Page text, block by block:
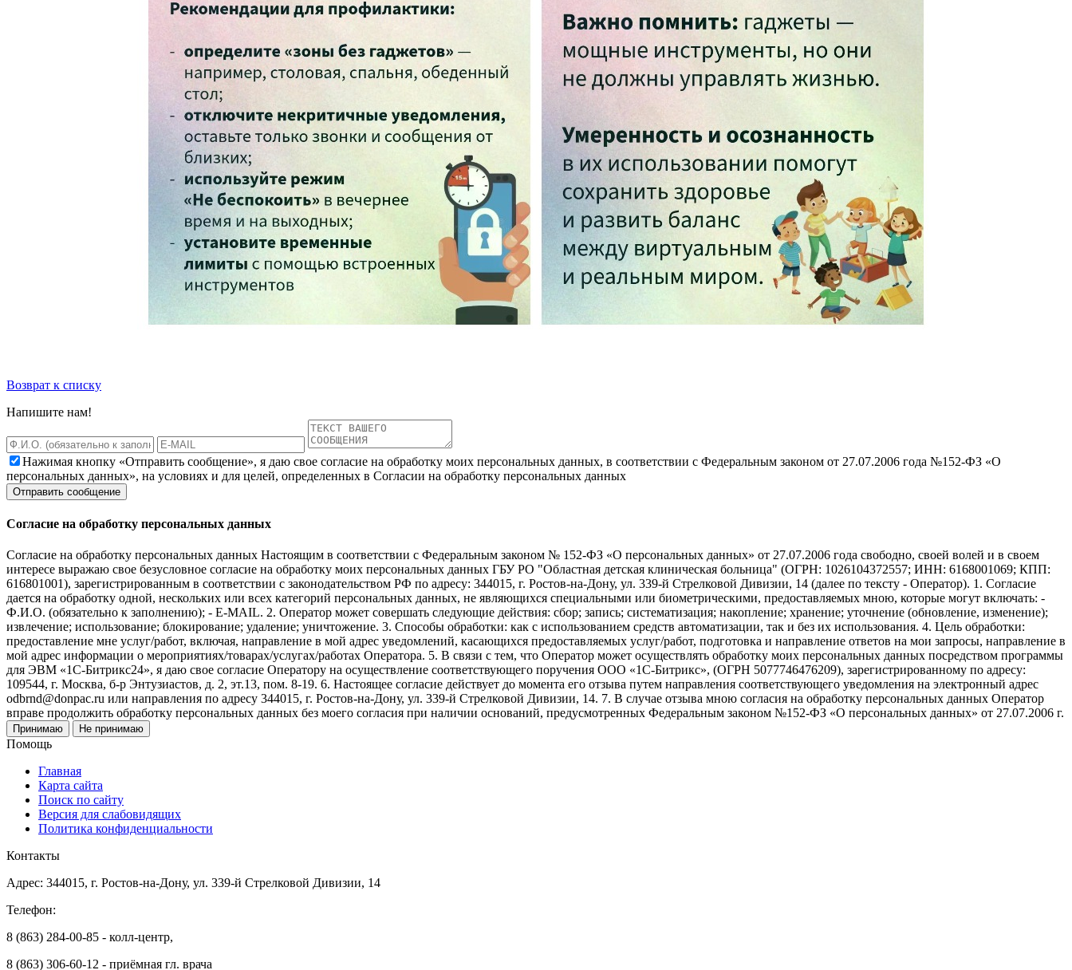
Возврат к списку
Напишите нам!
Нажимая кнопку «Отправить сообщение», я даю свое согласие на обработку моих персональных данных, в соответствии с Федеральным законом от 27.07.2006 года №152-ФЗ «О
персональных данных», на условиях и для целей, определенных в Согласии на обработку персональных данных
Согласие на обработку персональных данных
Согласие на обработку персональных данных Настоящим в соответствии с Федеральным законом № 152-ФЗ «О персональных данных» от 27.07.2006 года свободно, своей волей и в своем
интересе выражаю свое безусловное согласие на обработку моих персональных данных ГБУ РО "Областная детская клиническая больница" (ОГРН: 1026104372557; ИНН: 6168001069; КПП:
616801001), зарегистрированным в соответствии с законодательством РФ по адресу: 344015, г. Ростов-на-Дону, ул. 339-й Стрелковой Дивизии, 14 (далее по тексту - Оператор). 1. Согласие
дается на обработку одной, нескольких или всех категорий персональных данных, не являющихся специальными или биометрическими, предоставляемых мною, которые могут включать: -
Ф.И.О. (обязательно к заполнению); - E-MAIL. 2. Оператор может совершать следующие действия: сбор; запись; систематизация; накопление; хранение; уточнение (обновление, изменение);
извлечение; использование; блокирование; удаление; уничтожение. 3. Способы обработки: как с использованием средств автоматизации, так и без их использования. 4. Цель обработки:
предоставление мне услуг/работ, включая, направление в мой адрес уведомлений, касающихся предоставляемых услуг/работ, подготовка и направление ответов на мои запросы, направление в
мой адрес информации о мероприятиях/товарах/услугах/работах Оператора. 5. В связи с тем, что Оператор может осуществлять обработку моих персональных данных посредством программы
для ЭВМ «1С-Битрикс24», я даю свое согласие Оператору на осуществление соответствующего поручения ООО «1С-Битрикс», (ОГРН 5077746476209), зарегистрированному по адресу:
109544, г. Москва, б-р Энтузиастов, д. 2, эт.13, пом. 8-19. 6. Настоящее согласие действует до момента его отзыва путем направления соответствующего уведомления на электронный адрес
odbrnd@donpac.ru или направления по адресу 344015, г. Ростов-на-Дону, ул. 339-й Стрелковой Дивизии, 14. 7. В случае отзыва мною согласия на обработку персональных данных Оператор
вправе продолжить обработку персональных данных без моего согласия при наличии оснований, предусмотренных Федеральным законом №152-ФЗ «О персональных данных» от 27.07.2006 г.
Принимаю Не принимаю
Помощь
Главная
Карта сайта
Поиск по сайту
Версия для слабовидящих
Политика конфиденциальности
Контакты
Адрес: 344015, г. Ростов-на-Дону, ул. 339-й Стрелковой Дивизии, 14
Телефон:
8 (863) 284-00-85 - колл-центр,
8 (863) 306-60-12 - приёмная гл. врача